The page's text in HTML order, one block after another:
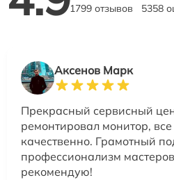
1799 отзывов 5358
Аксенов Марк
Прекрасный сервисный
ремонтировал монитор,
качественно. Грамотный
профессионализм
рекомендую!